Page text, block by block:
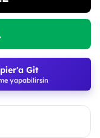
Git
yapabilirsin